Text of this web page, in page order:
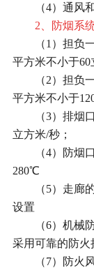
（4）通风和
2、防烟系统
（1）担负一
平方米不小于60
（2）担负一
平方米不小于
（3）排烟口
立方米/秒；
（4）防烟口
280℃
（5）走廊的
设置
（6）机械防
采用可靠的防火
（7）防火风